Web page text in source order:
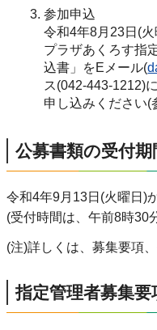
参加申込
令和4年8月23日(
プラザあくろす指
込書」をEメール(
ス(042-443-1212)
申し込みください(
公募書類の受付期
令和4年9月13日(火曜日)
(受付時間は、午前8時30
(注)詳しくは、募集要項
指定管理者募集